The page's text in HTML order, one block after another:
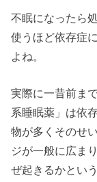
不眠になったら
使うほど依存症
よね。
実際に一昔前ま
系睡眠薬」は依
物が多くそのせ
ジが一般に広ま
ぜ起きるかとい